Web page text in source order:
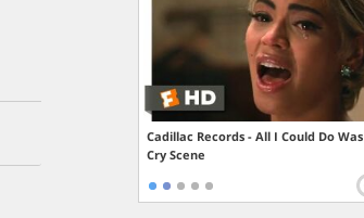
Cadillac Records - All I Could Do Was
Cry Scene